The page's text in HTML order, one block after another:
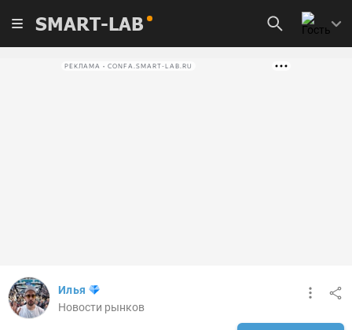
SMART-LAB
РЕКЛАМА • CONFA.SMART-LAB.RU
Илья
Новости рынков